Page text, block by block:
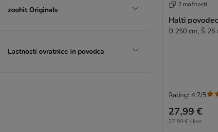
zoohit Originals
Lastnosti ovratnice in povodca
2 možnosti
Halti
D 250 cm, Š 25
27,99 €
27,99 € / kos
Rating: 4.7/5